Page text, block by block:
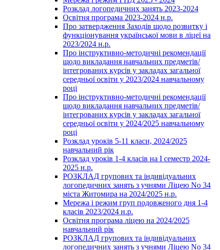
Розклад логопедичних занять 2023-2024
Освітня програма 2023-2024 н.р.
Про затвердження Заходів щодо розвитку і
функціонування української мови в ліцеї на
2023/2024 н.р.
Про інструктивно-методичні рекомендації
щодо викладання навчальних предметів/
інтегрованих курсів у закладах загальної
середньої освіти у 2023/2024 навчальному
році
Про інструктивно-методичні рекомендації
щодо викладання навчальних предметів/
інтегрованих курсів у закладах загальної
середньої освіти у 2024/2025 навчальному
році
Розклад уроків 5-11 класи, 2024/2025
навчальний рік
Розклад уроків 1-4 класів на І семестр 2024-
2025 н.р.
РОЗКЛАД групових та індивідуальних
логопедичних занять з учнями Ліцею No 34
міста Житомира на 2024/2025 н.р.
Мережа і режим груп подовженого дня 1-4
класів 2023/2024 н.р.
Освітня програма ліцею на 2024/2025
навчальний рік
РОЗКЛАД групових та індивідуальних
логопедичних занять з учнями Ліцею No 34